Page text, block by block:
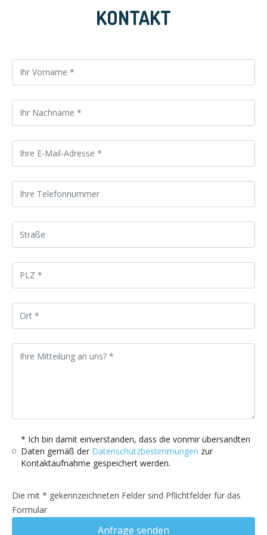
KONTAKT
* Ich bin damit einverstanden, dass die vonmir übersandten
Daten gemäß der Datenschutzbestimmungen zur
Kontaktaufnahme gespeichert werden.
Die mit * gekennzeichneten Felder sind Pflichtfelder für das
Formular
Anfrage senden